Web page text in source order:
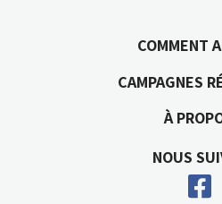
COMMENT
CAMPAGNES
À
NOUS